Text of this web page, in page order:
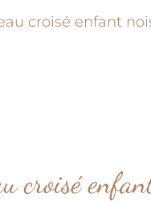
croisé enfant
croisé